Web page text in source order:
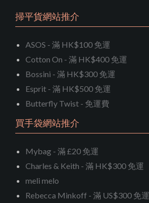
掃平貨網站推介
ASOS - 滿 HK$100 免運
Cotton On - 滿 HK$400 免運
Bossini - 滿 HK$300 免運
Esprit - 滿 HK$500 免運
Butterfly Twist - 免運費
買手袋網站推介
Mybag - 滿 £20 免運
Charles & Keith - 滿 HK$300 免運
meli melo
Rebecca Minkoff - 滿 US$300 免運